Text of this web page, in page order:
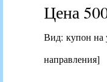
Цена
Вид: купон
направления]